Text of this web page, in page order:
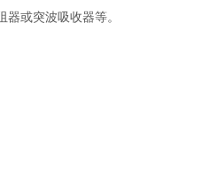
或突波吸收器等。